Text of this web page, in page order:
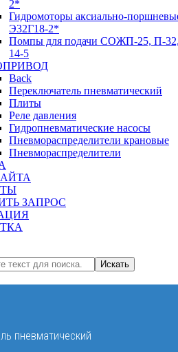
2*
Гидромоторы аксиально-
Э32Г18-2*
Помпы для подачи СОЖП-25, П-
14-5
Back
Переключатель пневматический
Плиты
Реле давления
Гидропневматические насосы
Пневмораспределители крановые
Пневмораспределители
ЗАПРОС
Искать
пневматический